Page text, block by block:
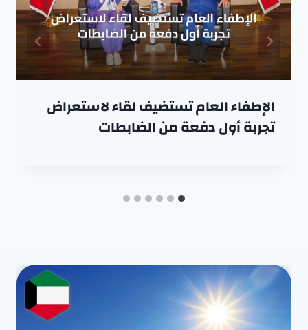
الإطفاء العام تستضيف لقاء لاستعراض
تجربة أول دفعة من الضابطات